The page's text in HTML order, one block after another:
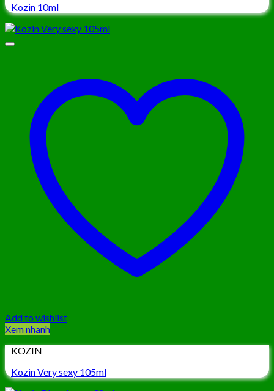
Kozin 10ml
Add to wishlist
Xem nhanh
KOZIN
Kozin Very sexy 105ml